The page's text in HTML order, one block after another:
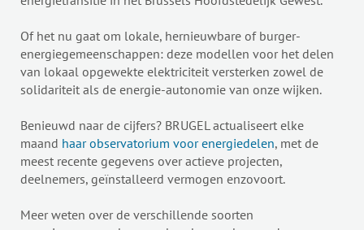
Of het nu gaat om lokale, hernieuwbare of burger-
energiegemeenschappen: deze modellen voor het delen
van lokaal opgewekte elektriciteit versterken zowel de
solidariteit als de energie-autonomie van onze wijken.
Benieuwd naar de cijfers? BRUGEL actualiseert elke
maand haar observatorium voor energiedelen, met de
meest recente gegevens over actieve projecten,
deelnemers, geïnstalleerd vermogen enzovoort.
Meer weten over de verschillende soorten